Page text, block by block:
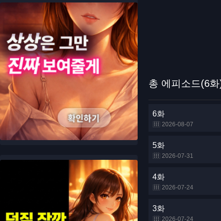
총 에피소드(6
6화
2026-08-07
5화
2026-07-31
4화
2026-07-24
3화
2026-07-24